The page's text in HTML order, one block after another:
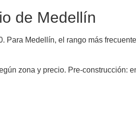
de Medellín
Medellín, el rango más
zona y precio. Pre-construcción: